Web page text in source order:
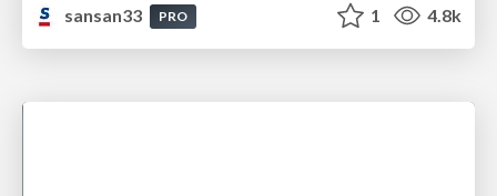
sansan33
PRO 1 4.8k